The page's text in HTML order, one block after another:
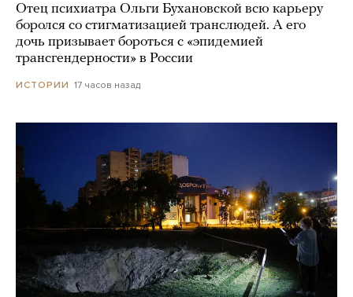
Отец психиатра Ольги Бухановской всю карьеру
боролся со стигматизацией транслюдей. А его
дочь призывает бороться с «эпидемией
трансгендерности» в России
ИСТОРИИ 17 часов назад